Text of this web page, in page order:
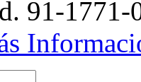
91-1771-